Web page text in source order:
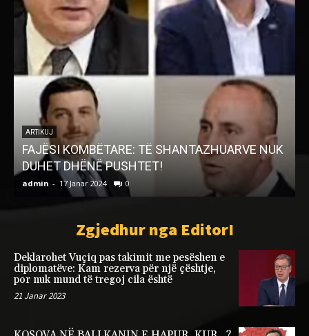
ARTIKUJ
FAJËSI KOMBËTARE: TË SHANTAZHUARVE NUK
DUHET DHËNË PUSHTET!
admin - 17 Janar 2024 0
Zgjedhur nga EditorI
Deklarohet Vuçiq pas takimit me pesëshen e
diplomatëve: Kam rezerva për një çështje,
por nuk mund të tregoj cila është
21 Janar 2023